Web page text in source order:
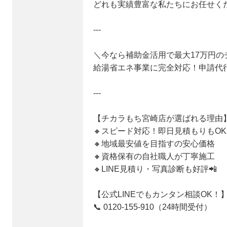
どれも実績豊富な私たちにお任せく
---
＼今なら補助金活用で最大17万円の
給湯省エネ事業に完全対応！申請代
---
【チカラもち宮崎店が選ばれる理由
🔸スピード対応！即日見積もりもOK
🔸地域最安値を目指すの安心価格
🔸資格保有の自社職人が丁寧施工
🔸LINE見積り・写真診断も好評📲
【公式LINEでもカンタン相談OK！
📞 0120-155-910（24時間受付）